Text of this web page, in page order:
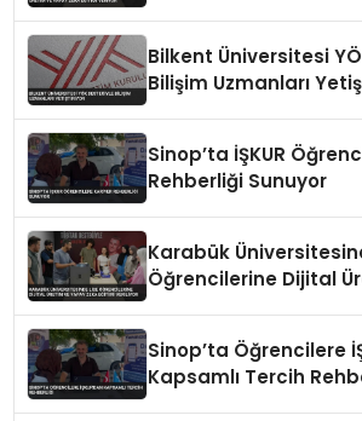
Bilkent Üniversitesi
Bilişim Uzmanları
Sinop’ta İŞKUR
Rehberliği Sunuyor
Karabük
Öğrencilerine Dijital
Sinop’ta Öğrencilere
Kapsamlı Tercih